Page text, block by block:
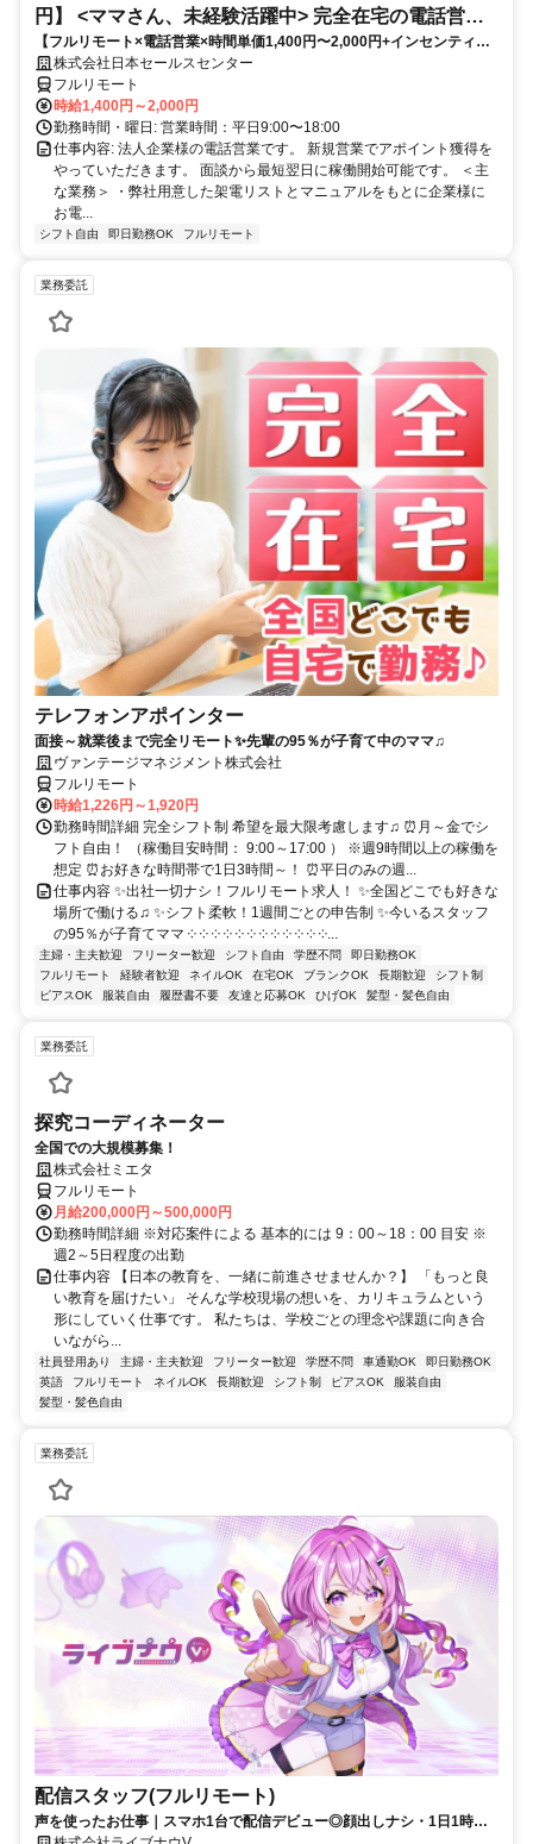
円】 <ママさん、未経験活躍中> 完全在宅の電話営業
で家庭と仕事の両立を実現
【フルリモート×電話営業×時間単価1,400円〜2,000円+インセンティブ
あり】 ＜ママさん、未経験活躍中＞ 完全在宅の電話営業で家庭と仕事の
両立を実現
株式会社日本セールスセンター
フルリモート
時給1,400円～2,000円
勤務時間・曜日: 営業時間：平日9:00〜18:00
仕事内容: 法人企業様の電話営業です。 新規営業でアポイント獲得を
やっていただきます。 面談から最短翌日に稼働開始可能です。 ＜主
な業務＞ ・弊社用意した架電リストとマニュアルをもとに企業様に
お電...
シフト自由 即日勤務OK フルリモート
業務委託
テレフォンアポインター
面接～就業後まで完全リモート✨先輩の95％が子育て中のママ♫
ヴァンテージマネジメント株式会社
フルリモート
時給1,226円～1,920円
勤務時間詳細 完全シフト制 希望を最大限考慮します♫ ⏰月～金でシ
フト自由！ （稼働目安時間： 9:00～17:00 ） ※週9時間以上の稼働を
想定 ⏰お好きな時間帯で1日3時間～！ ⏰平日のみの週...
仕事内容 ✨出社一切ナシ！フルリモート求人！ ✨全国どこでも好きな
場所で働ける♫ ✨シフト柔軟！1週間ごとの申告制 ✨今いるスタッフ
の95％が子育てママ ༶ ༶ ༶ ༶ ༶ ༶ ༶ ༶ ༶ ༶ ༶ ༶...
主婦・主夫歓迎 フリーター歓迎 シフト自由 学歴不問
即日勤務OK
フルリモート
経験者歓迎 ネイルOK 在宅OK ブランクOK 長期歓迎
シフト制
ピアスOK
服装自由 履歴書不要 友達と応募OK ひげOK 髪型・髪色自由
業務委託
探究コーディネーター
全国での大規模募集！
株式会社ミエタ
フルリモート
月給200,000円～500,000円
勤務時間詳細 ※対応案件による 基本的には 9：00～18：00 目安 ※
週2～5日程度の出勤
仕事内容 【日本の教育を、一緒に前進させませんか？】 「もっと良
い教育を届けたい」 そんな学校現場の想いを、カリキュラムという
形にしていく仕事です。 私たちは、学校ごとの理念や課題に向き合
いながら...
社員登用あり 主婦・主夫歓迎 フリーター歓迎 学歴不問 車通勤OK
即日勤務OK
英語
フルリモート ネイルOK 長期歓迎 シフト制 ピアスOK
服装自由
髪型・髪色自由
業務委託
配信スタッフ(フルリモート)
声を使ったお仕事｜スマホ1台で配信デビュー◎顔出しナシ・1日1時間